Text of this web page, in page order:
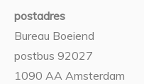
postadres
Bureau Boeiend
postbus 92027
1090 AA Amsterdam